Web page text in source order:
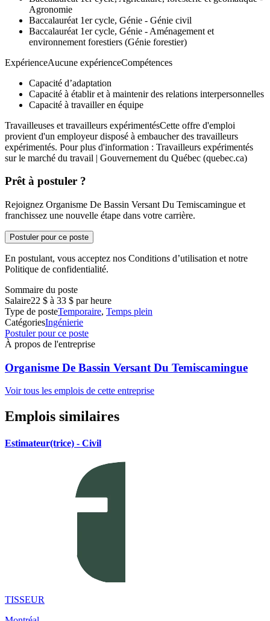
Agronomie
Baccalauréat 1er cycle, Génie - Génie civil
Baccalauréat 1er cycle, Génie - Aménagement et
environnement forestiers (Génie forestier)
ExpérienceAucune expérienceCompétences
Capacité d’adaptation
Capacité à établir et à maintenir des relations interpersonnelles
Capacité à travailler en équipe
Travailleuses et travailleurs expérimentésCette offre d'emploi
provient d'un employeur disposé à embaucher des travailleurs
expérimentés. Pour plus d'information : Travailleurs expérimentés
sur le marché du travail | Gouvernement du Québec (quebec.ca)
Prêt à postuler ?
Rejoignez Organisme De Bassin Versant Du Temiscamingue et
franchissez une nouvelle étape dans votre carrière.
Postuler pour ce poste
En postulant, vous acceptez nos Conditions d’utilisation et notre
Politique de confidentialité.
Sommaire du poste
Salaire22 $ à 33 $ par heure
Type de posteTemporaire, Temps plein
CatégoriesIngénierie
Postuler pour ce poste
À propos de l'entreprise
Organisme De Bassin Versant Du Temiscamingue
Voir tous les emplois de cette entreprise
Emplois similaires
Estimateur(trice) - Civil
TISSEUR